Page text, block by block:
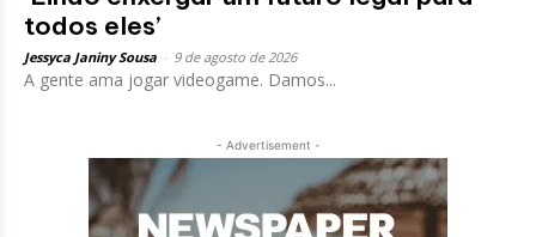
todos eles’
Jessyca Janiny Sousa 9 de agosto de 2026
A gente ama jogar videogame. Damos...
- Advertisement -